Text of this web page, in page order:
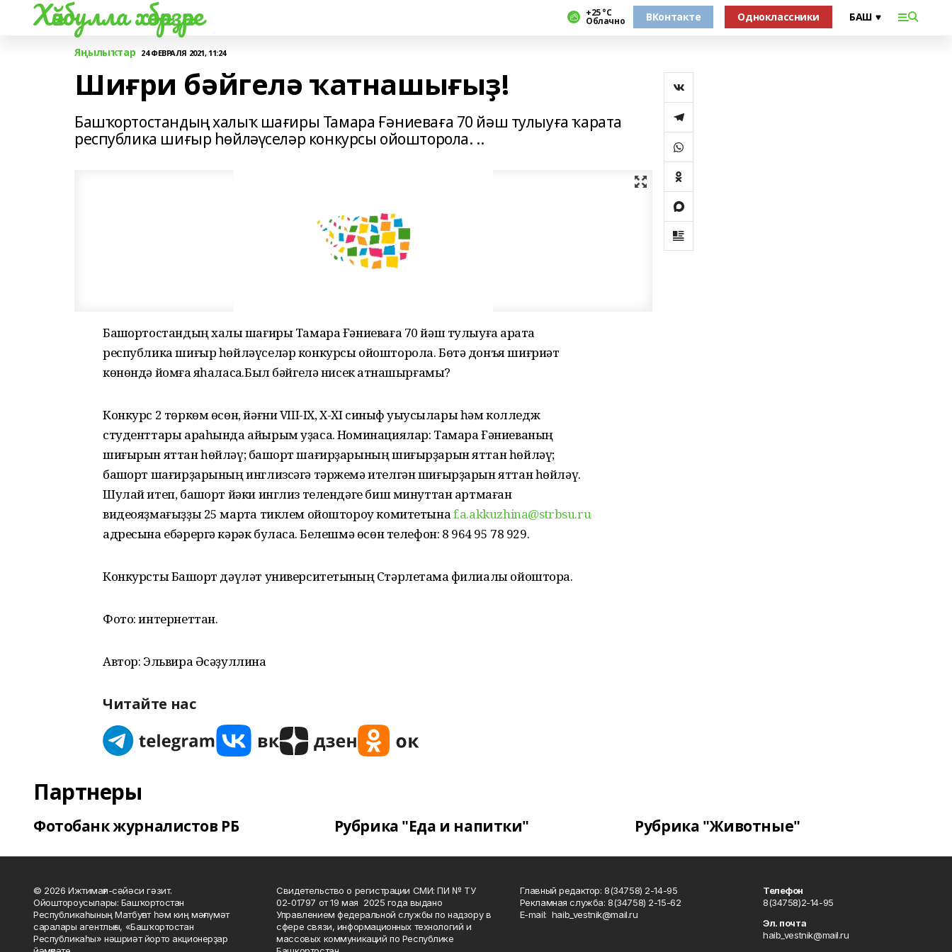
Хәйбулла хәбәрҙәре +25 °С
Облачно ВКонтакте Одноклассники
Яңылыҡтар 24 ФЕВРАЛЯ 2021, 11:24
Шиғри бәйгелә ҡатнашығыҙ!
Башҡортостандың халыҡ шағиры Тамара Ғәниеваға 70 йәш тулыуға ҡарата
республика шиғыр һөйләүселәр конкурсы ойошторола. ..
Башҡортостандың халыҡ шағиры Тамара Ғәниеваға 70 йәш тулыуға ҡарата
республика шиғыр һөйләүселәр конкурсы ойошторола. Бөтә донъя шиғриәт
көнөндә йомғаҡ яһаласаҡ.Был бәйгелә нисек ҡатнашырғамы?
Конкурс 2 төркөм өсөн, йәғни VIII-IX, X-XI cиныф уҡыусылары һәм колледж
студенттары араһында айырым уҙасаҡ. Номинациялар: Тамара Ғәниеваның
шиғырын яттан һөйләү; башҡорт шағирҙарының шиғырҙарын яттан һөйләү;
башҡорт шағирҙарының инглизсәгә тәржемә ителгән шиғырҙарын яттан һөйләү.
Шулай итеп, башҡорт йәки инглиз телендәге биш минуттан артмаған
видеояҙмағыҙҙы 25 мартҡа тиклем ойоштороу комитетынаf.a.akkuzhina@strbsu.ru
адресына ебәрергә кәрәк буласаҡ. Белешмә өсөн телефон: 8 964 95 78 929.
Конкурсты Башҡорт дәүләт университетының Стәрлетамаҡ филиалы ойоштора.
Фото: интернеттан.
Автор: Эльвира Әсәҙуллина
Читайте нас
Партнеры
Фотобанк журналистов РБ Рубрика "Еда и напитки" Рубрика "Животные"
© 2026 Ижтимағи-сәйәси гәзит.
Ойоштороусылары: Башҡортостан
Республикаһының Матбуғат һәм киң мәғлүмәт
саралары агентлығы, «Башҡортостан
Республикаһы» нәшриәт йорто акционерҙар
Свидетельство о регистрации СМИ: ПИ № ТУ
02-01797 от 19 мая 2025 года выдано
Управлением федеральной службы по надзору в
сфере связи, информационных технологий и
массовых коммуникаций по Республике
Главный редактор: 8(34758) 2-14-95
Рекламная служба: 8(34758) 2-15-62
Е-mаil: haib_vestnik@mail.ru
Телефон
8(34758)2-14-95
Эл. почта
haib_vestnik@mail.ru